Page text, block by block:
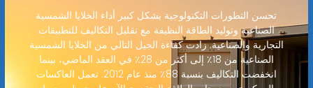
تحسن التطورات التكنولوجية بشكل كبير أداء الخلايا الشمسية
الصناعية وتوليد الطاقة النظيفة مع تقليل التكاليف للتطبيقات
التجارية والصناعية. زادت كفاءة الجيل التالي من الخلايا الشمسية
الصناعية من 18٪ إلى أكثر من 28٪ في العقد الماضي، بينما
انخفضت التكاليف بنسبة 88٪ منذ عام 2012. تعمل العاكسات